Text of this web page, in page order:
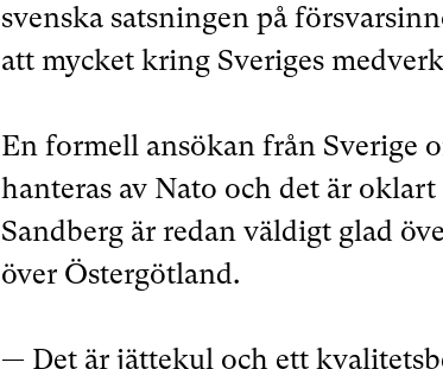
svenska satsningen på
att mycket kring Sveriges
En formell ansökan från Sverige
hanteras av Nato och det är
Sandberg är redan väldigt glad
över Östergötland.
— Det är jättekul och ett